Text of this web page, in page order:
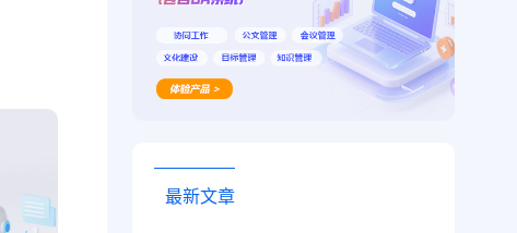
最新文章